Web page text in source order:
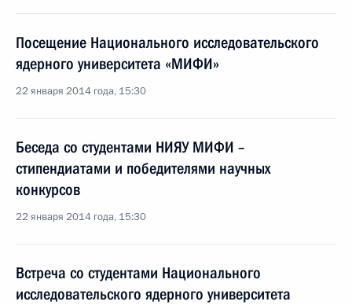
Посещение Национального исследовательского
ядерного университета «МИФИ»
22 января 2014 года, 15:30
Беседа со студентами НИЯУ МИФИ –
стипендиатами и победителями научных
конкурсов
22 января 2014 года, 15:30
Встреча со студентами Национального
исследовательского ядерного университета